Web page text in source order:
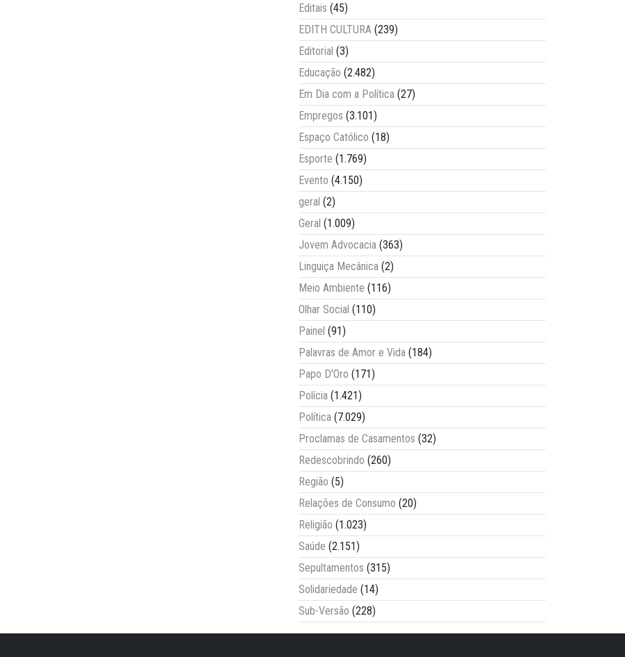
Editais (45)
EDITH CULTURA (239)
Editorial (3)
Educação (2.482)
Em Dia com a Política (27)
Empregos (3.101)
Espaço Católico (18)
Esporte (1.769)
Evento (4.150)
geral (2)
Geral (1.009)
Jovem Advocacia (363)
Linguiça Mecânica (2)
Meio Ambiente (116)
Olhar Social (110)
Painel (91)
Palavras de Amor e Vida (184)
Papo D'Oro (171)
Polícia (1.421)
Política (7.029)
Proclamas de Casamentos (32)
Redescobrindo (260)
Região (5)
Relações de Consumo (20)
Religião (1.023)
Saúde (2.151)
Sepultamentos (315)
Solidariedade (14)
Sub-Versão (228)